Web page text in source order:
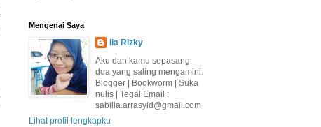
Mengenai Saya
Ila Rizky
Aku dan kamu sepasang
doa yang saling mengamini.
Blogger | Bookworm | Suka
nulis | Tegal Email :
sabilla.arrasyid@gmail.com
Lihat profil lengkapku